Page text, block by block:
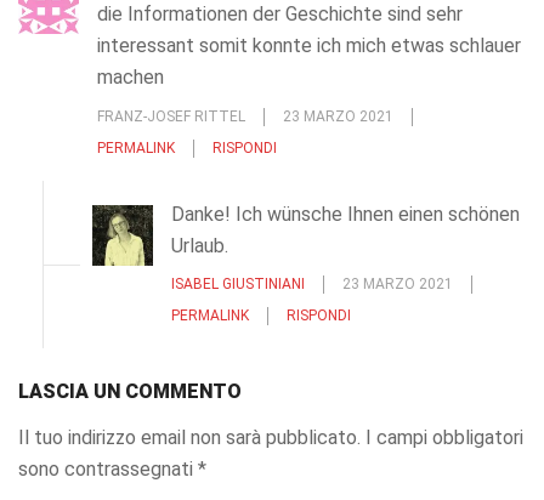
die Informationen der Geschichte sind sehr
interessant somit konnte ich mich etwas schlauer
machen
FRANZ-JOSEF RITTEL
23 MARZO 2021
PERMALINK
RISPONDI
Danke! Ich wünsche Ihnen einen schönen
Urlaub.
ISABEL GIUSTINIANI
23 MARZO 2021
PERMALINK
RISPONDI
LASCIA UN COMMENTO
Il tuo indirizzo email non sarà pubblicato.
I campi obbligatori
sono contrassegnati *